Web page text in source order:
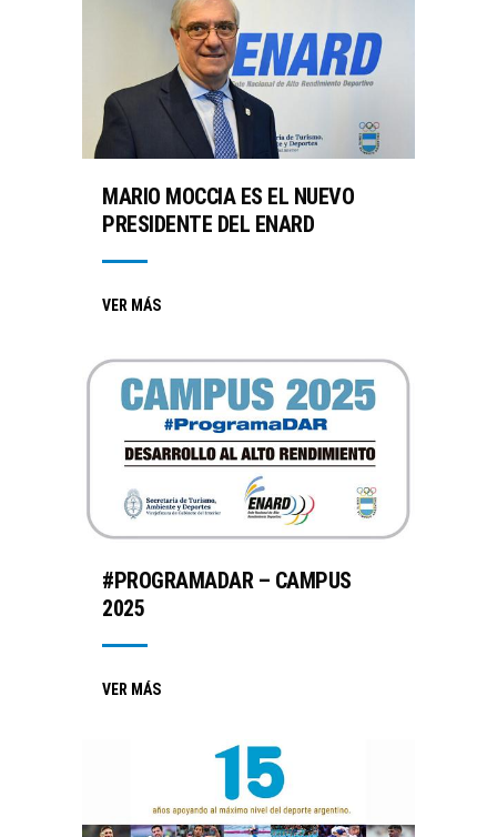
MARIO MOCCIA ES EL NUEVO
PRESIDENTE DEL ENARD
VER MÁS
#PROGRAMADAR – CAMPUS
2025
VER MÁS